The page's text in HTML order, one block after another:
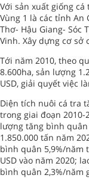
Với sản xuất giống
Vùng 1 là các tỉnh An
Thơ- Hậu Giang- Sóc
Vinh. Xây dựng cơ sở
Tới năm 2010, theo
8.600ha, sản lượng
USD, giải quyết việc
Diện tích nuôi cá tra
trong giai đoạn 2010-
lượng tăng bình
1.850.000 tấn năm
bình quân 5,9%/năm
USD vào năm 2020;
bình quân 2,3%/năm